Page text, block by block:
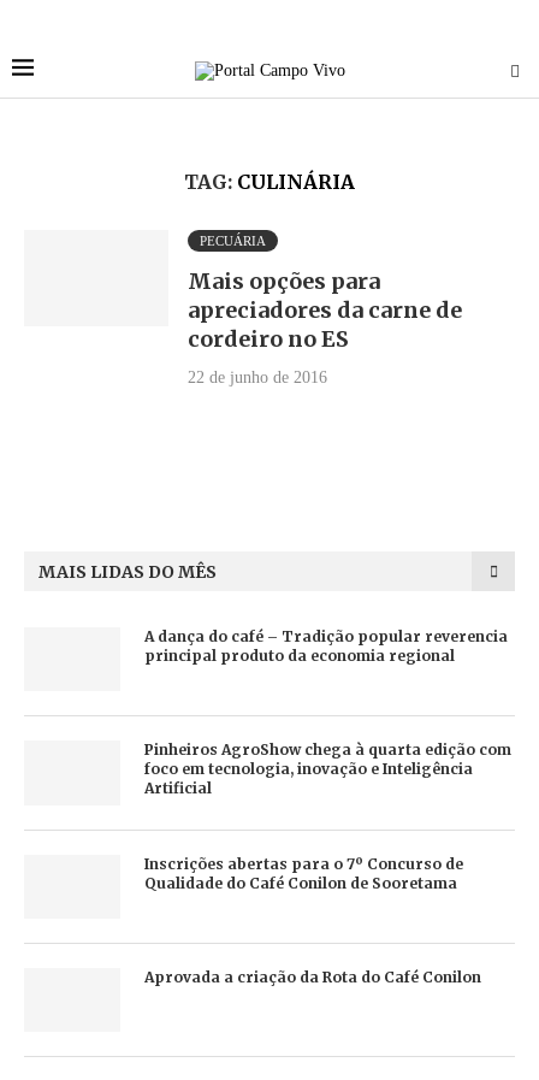
TAG: CULINÁRIA
PECUÁRIA
Mais opções para
apreciadores da carne de
cordeiro no ES
22 de junho de 2016
MAIS LIDAS DO MÊS
A dança do café – Tradição popular reverencia
principal produto da economia regional
Pinheiros AgroShow chega à quarta edição com
foco em tecnologia, inovação e Inteligência
Artificial
Inscrições abertas para o 7º Concurso de
Qualidade do Café Conilon de Sooretama
Aprovada a criação da Rota do Café Conilon